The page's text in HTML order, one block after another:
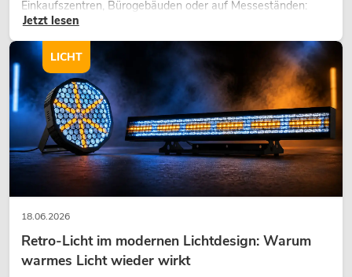
Einkaufszentren, Bürogebäuden oder auf Messeständen:
eine hochwertige Begrünung gehört heute längst zum
Jetzt lesen
18.06.2026
Retro-Licht im modernen Lichtdesign: Warum
warmes Licht wieder wirkt
LICHT